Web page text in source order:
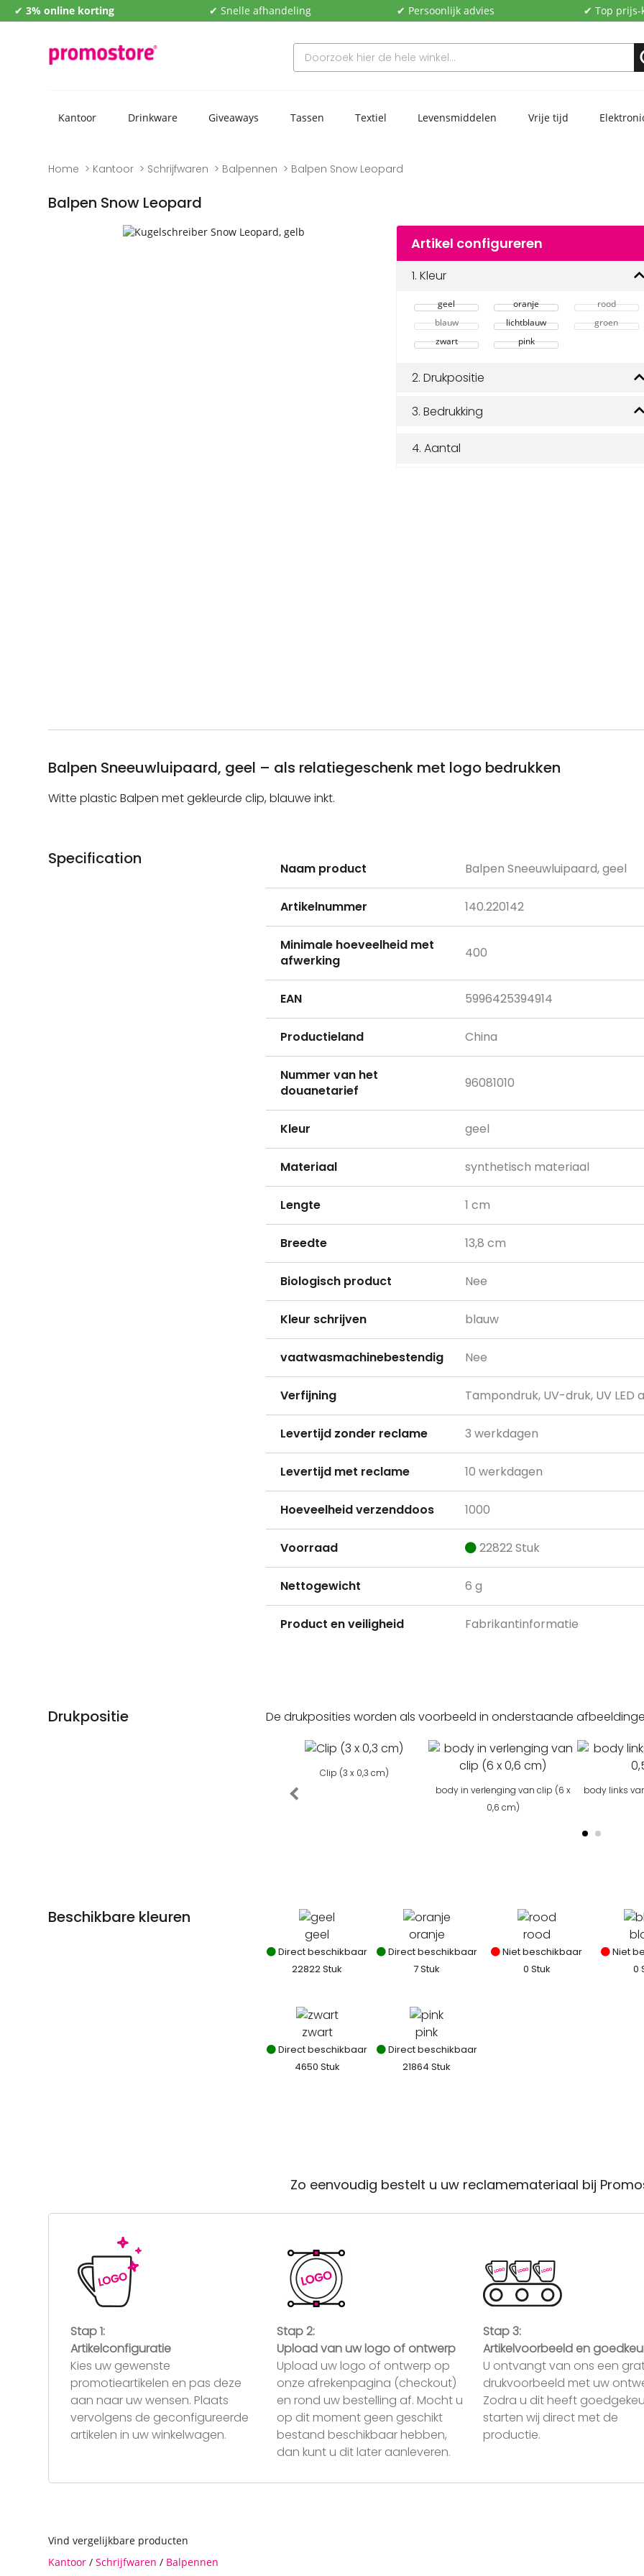
✔ 3% online korting ✔ Snelle afhandeling ✔ Persoonlijk advies ✔ Top
Kantoor Drinkware Giveaways Tassen Textiel Levensmiddelen Vrije tijd
Home Kantoor Schrijfwaren Balpennen Balpen Snow Leopard
Balpen Snow Leopard
Artikel configureren
1.Kleur
geel oranje
rood
blauw
lichtblauw
groen
zwart
pink
2.Drukpositie
3.Bedrukking
4.Aantal
Balpen Sneeuwluipaard, geel – als relatiegeschenk met logo bedrukken
Witte plastic Balpen met gekleurde clip, blauwe inkt.
Specification
informatie
Naam product Balpen Sneeuwluipaard, geel
Artikelnummer 140.220142
Minimale hoeveelheid met
afwerking
400
EAN 5996425394914
Productieland China
Nummer van het
douanetarief
96081010
Kleur geel
Materiaal synthetisch materiaal
Lengte 1 cm
Breedte 13,8 cm
Biologisch product Nee
Kleur schrijven blauw
vaatwasmachinebestendig Nee
Verfijning Tampondruk, UV-druk, UV LED
Levertijd zonder reclame 3 werkdagen
Levertijd met reclame 10 werkdagen
Hoeveelheid verzenddoos 1000
Voorraad 22822 Stuk
Nettogewicht 6 g
Product en veiligheid Fabrikantinformatie
Drukpositie De drukposities worden als voorbeeld in onderstaande
Clip (3 x 0,3 cm)
body in verlenging van clip (6 x
0,6 cm)
body links
Beschikbare kleuren
geel
Direct beschikbaar
22822 Stuk
oranje
Direct beschikbaar
7 Stuk
rood
Niet beschikbaar
0 Stuk
Niet
0
zwart
Direct beschikbaar
4650 Stuk
pink
Direct beschikbaar
21864 Stuk
Zo eenvoudig bestelt u uw reclamemateriaal bij
Stap 1:
Artikelconfiguratie
Kies uw gewenste
promotieartikelen en pas deze
aan naar uw wensen. Plaats
vervolgens de geconfigureerde
artikelen in uw winkelwagen.
Stap 2:
Upload van uw logo of ontwerp
Upload uw logo of ontwerp op
onze afrekenpagina (checkout)
en rond uw bestelling af. Mocht u
op dit moment geen geschikt
bestand beschikbaar hebben,
dan kunt u dit later aanleveren.
Stap 3:
Artikelvoorbeeld en
U ontvangt van ons een
drukvoorbeeld met uw
Zodra u dit heeft
starten wij direct met de
productie.
Vind vergelijkbare producten
Kantoor /Schrijfwaren / Balpennen